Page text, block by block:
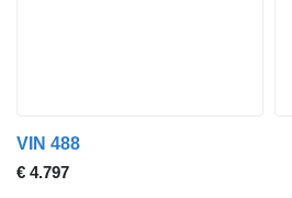
VIN 488
€ 4.797